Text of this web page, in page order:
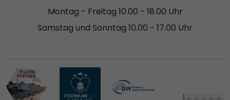
Montag - Freitag 10.00 - 18.00 Uhr
Samstag und Sonntag 10.00 - 17.00 Uhr